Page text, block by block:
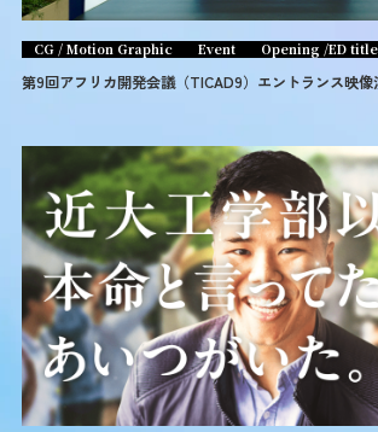
CG / Motion Graphic Event Opening /ED
第9回アフリカ開発会議（TICAD9）エントランス映像